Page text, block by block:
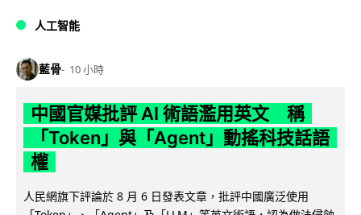
人工智能
藍骨 10 小時
中國官媒批評 AI 術語濫用英文 稱
「Token」與「Agent」動搖科技話語
權
人民網旗下評論於 8 月 6 日發表文章，批評中國廣泛使用